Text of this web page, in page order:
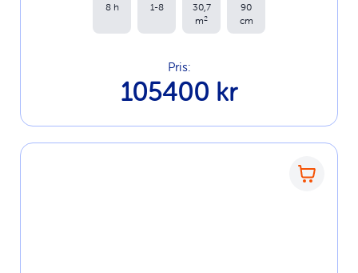
8 h 1-8
30,7
m2
90
cm
Pris:
105400 kr